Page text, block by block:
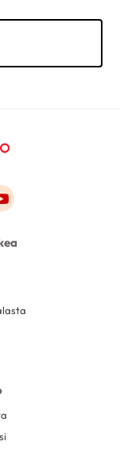
instagram
Link to youtube